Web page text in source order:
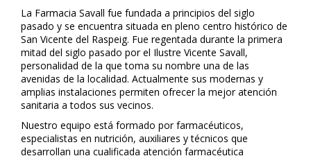
La Farmacia Savall fue fundada a principios del siglo
pasado y se encuentra situada en pleno centro histórico de
San Vicente del Raspeig. Fue regentada durante la primera
mitad del siglo pasado por el Ilustre Vicente Savall,
personalidad de la que toma su nombre una de las
avenidas de la localidad. Actualmente sus modernas y
amplias instalaciones permiten ofrecer la mejor atención
sanitaria a todos sus vecinos.
Nuestro equipo está formado por farmacéuticos,
especialistas en nutrición, auxiliares y técnicos que
desarrollan una cualificada atención farmacéutica